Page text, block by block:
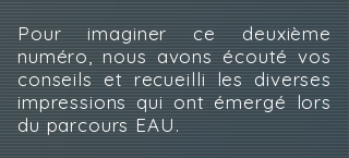
Pour imaginer ce deuxième
numéro, nous avons écouté vos
conseils et recueilli les diverses
impressions qui ont émergé lors
du parcours EAU.